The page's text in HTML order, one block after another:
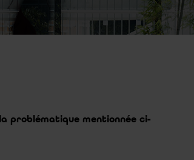
problématique mentionnée ci-